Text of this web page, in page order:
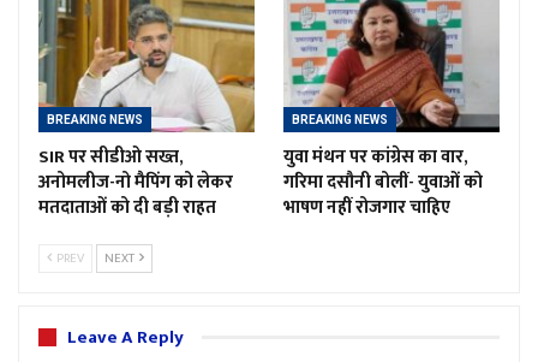
BREAKING NEWS
SIR पर सीडीओ सख्त,
अनोमलीज-नो मैपिंग को लेकर
मतदाताओं को दी बड़ी राहत
BREAKING NEWS
युवा मंथन पर कांग्रेस का वार,
गरिमा दसौनी बोलीं- युवाओं को
भाषण नहीं रोजगार चाहिए
PREV NEXT
Leave A Reply